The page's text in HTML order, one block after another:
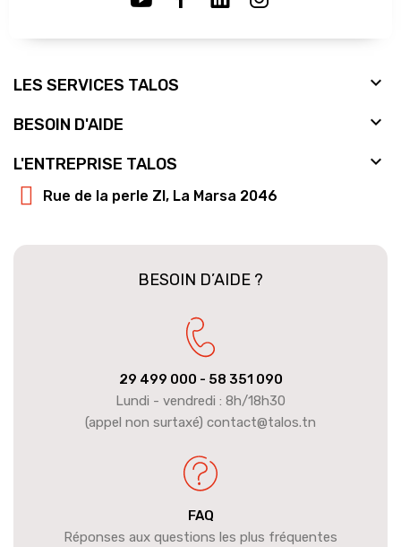
LES SERVICES TALOS 
BESOIN D'AIDE 
L'ENTREPRISE TALOS 
Rue de la perle ZI, La Marsa 2046
BESOIN D’AIDE ?
29 499 000 - 58 351 090
Lundi - vendredi : 8h/18h30
(appel non surtaxé) contact@talos.tn
FAQ
Réponses aux questions les plus fréquentes